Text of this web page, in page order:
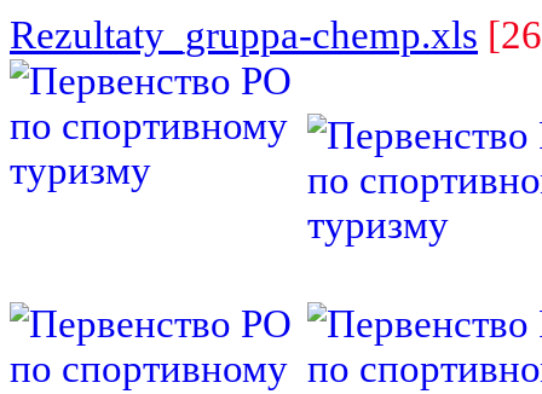
Rezultaty_gruppa-chemp.xls